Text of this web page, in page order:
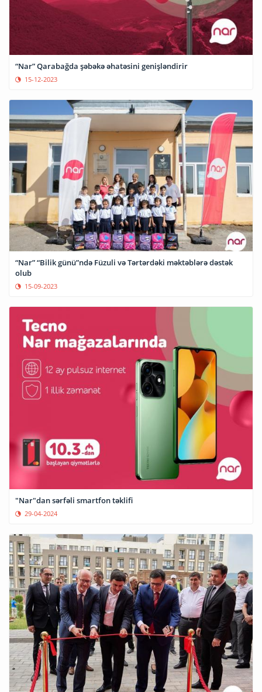
“Nar” Qarabağda şəbəkə əhatəsini genişləndirir
15-12-2023
“Nar” “Bilik günü”ndə Füzuli və Tərtərdəki məktəblərə dəstək
olub
15-09-2023
"Nar"dan sərfəli smartfon təklifi
29-04-2024